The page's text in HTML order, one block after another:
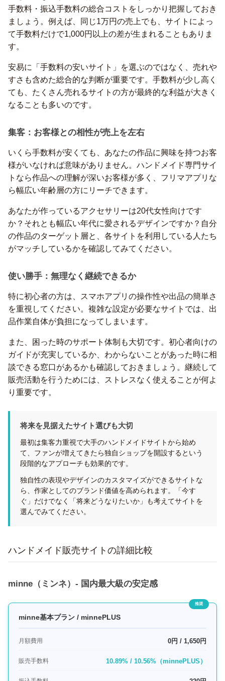
手数料・振込手数料の総合コストをしっかり把握しておき
ましょう。例えば、同じ1万円の売上でも、サイトによっ
て手数料だけで1,000円以上の差が生まれることもありま
す。
安易に「手数料の安いサイト」を選ぶのではなく、売れや
すさも含めた総合的な判断が重要です。手数料が少し高く
ても、たくさん売れるサイトの方が最終的な利益が大きく
なることも多いのです。
集客：お客様との相性が売上を左右
いくら手数料が安くても、あなたの作品に興味を持つお客
様がいなければ意味がありません。ハンドメイド専門サイ
トなら作品への理解が深いお客様が多く、フリマアプリな
ら幅広い年齢層の方にリーチできます。
あなたが作っているアクセサリーは20代女性向けです
か？それとも幅広い年代に愛されるデザインですか？自分
の作品のターゲット層と、各サイトを利用している人たち
がマッチしているかを確認してみてください。
使い勝手：無理なく継続できるか
特に初心者の方は、スマホアプリの操作性や出品の簡単さ
を重視してください。複雑な設定が必要なサイトでは、出
品作業自体が負担になってしまいます。
また、困った時のサポート体制も大切です。初心者向けの
ガイドが充実しているか、わからないことがあった時に相
談できる窓口があるかも確認しておきましょう。継続して
販売活動を行うためには、ストレスなく使えることが何よ
り重要です。
将来を見据えたサイト選びも大切
最初は集客力重視で大手のハンドメイドサイトから始め
て、ファンが増えてきたら独自ショップを開設するという
段階的なアプローチも効果的です。
独自性の表現やデザインのカスタマイズができるサイトな
ら、作家としてのブランド価値を高められます。「今す
ぐ」だけでなく「将来どうなりたいか」も考えてサイトを
選んでみてください。
ハンドメイド販売サイトの詳細比較
minne（ミンネ）- 国内最大級の安定感
minne基本プラン / minnePLUS
月額費用 0円 / 1,650円
販売手数料 10.89% / 10.56%（minnePLUS）